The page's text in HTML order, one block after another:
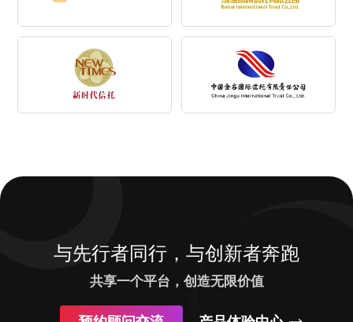
与先行者同行，与创新者奔跑
共享一个平台，创造无限价值